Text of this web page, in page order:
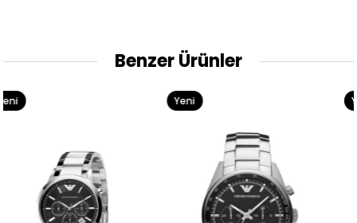
Benzer Ürünler